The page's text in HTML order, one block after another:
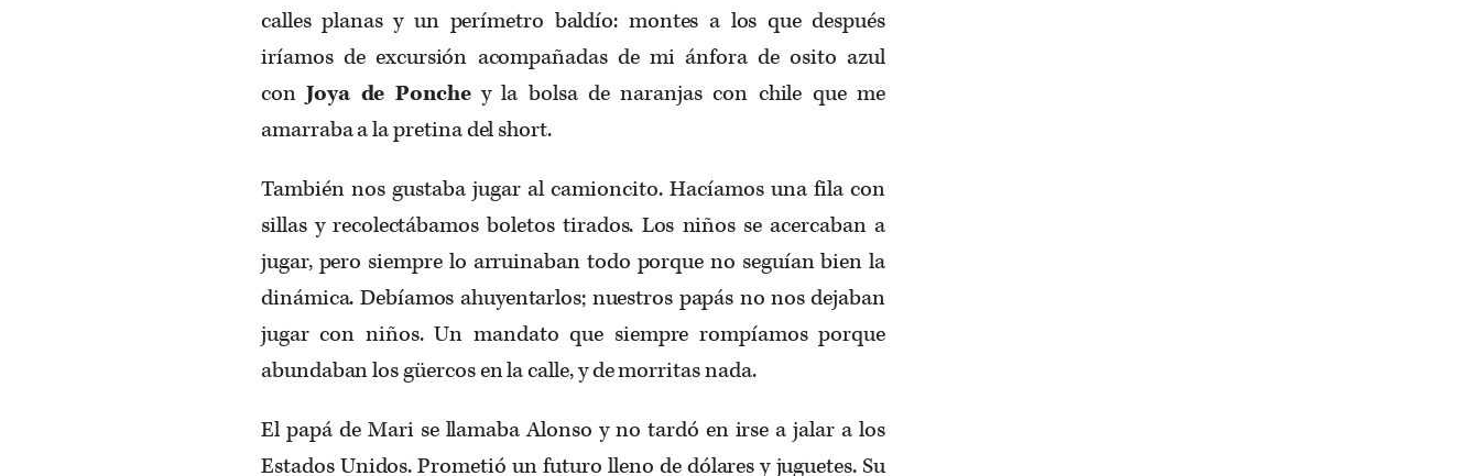
calles planas y un perímetro baldío: montes a los que después
iríamos de excursión acompañadas de mi ánfora de osito azul
conJoya de Ponchey la bolsa de naranjas con chile que me
amarraba a la pretina del short.
También nos gustaba jugar al camioncito. Hacíamos una fila con
sillas y recolectábamos boletos tirados. Los niños se acercaban a
jugar, pero siempre lo arruinaban todo porque no seguían bien la
dinámica. Debíamos ahuyentarlos; nuestros papás no nos dejaban
jugar con niños. Un mandato que siempre rompíamos porque
abundaban los güercos en la calle, y de morritas nada.
El papá de Mari se llamaba Alonso y no tardó en irse a jalar a los
Estados Unidos. Prometió un futuro lleno de dólares y juguetes. Su